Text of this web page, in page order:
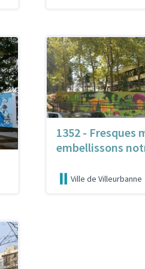
1352 - Fresques
embellissons
Ville de Villeurbanne